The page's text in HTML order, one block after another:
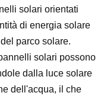
solari orientati
di energia solare
parco solare.
pannelli solari possono
dalla luce solare
dell'acqua, il che